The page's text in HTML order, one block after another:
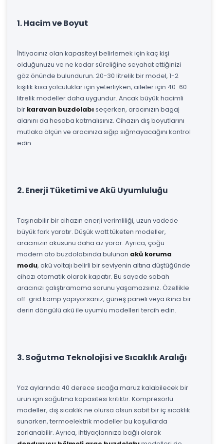
1. Hacim ve Boyut
İhtiyacınız olan kapasiteyi belirlemek için kaç kişi
olduğunuzu ve ne kadar süreliğine seyahat ettiğinizi
göz önünde bulundurun. 20-30 litrelik bir model, 1-2
kişilik kısa yolculuklar için yeterliyken, aileler için 40-60
litrelik modeller daha uygundur. Ancak büyük hacimli
bir karavan buzdolabıseçerken, aracınızın bagaj
alanını da hesaba katmalısınız. Cihazın dış boyutlarını
mutlaka ölçün ve aracınıza sığıp sığmayacağını kontrol
edin.
2. Enerji Tüketimi ve Akü Uyumluluğu
Taşınabilir bir cihazın enerji verimliliği, uzun vadede
büyük fark yaratır. Düşük watt tüketen modeller,
aracınızın aküsünü daha az yorar. Ayrıca, çoğu
modern oto buzdolabında bulunan akü koruma
modu, akü voltajı belirli bir seviyenin altına düştüğünde
cihazı otomatik olarak kapatır. Bu sayede sabah
aracınızı çalıştıramama sorunu yaşamazsınız. Özellikle
off-grid kamp yapıyorsanız, güneş paneli veya ikinci bir
derin döngülü akü ile uyumlu modelleri tercih edin.
3. Soğutma Teknolojisi ve Sıcaklık Aralığı
Yaz aylarında 40 derece sıcağa maruz kalabilecek bir
ürün için soğutma kapasitesi kritiktir. Kompresörlü
modeller, dış sıcaklık ne olursa olsun sabit bir iç sıcaklık
sunarken, termoelektrik modeller bu koşullarda
zorlanabilir. Ayrıca, ihtiyaçlarınıza bağlı olarak